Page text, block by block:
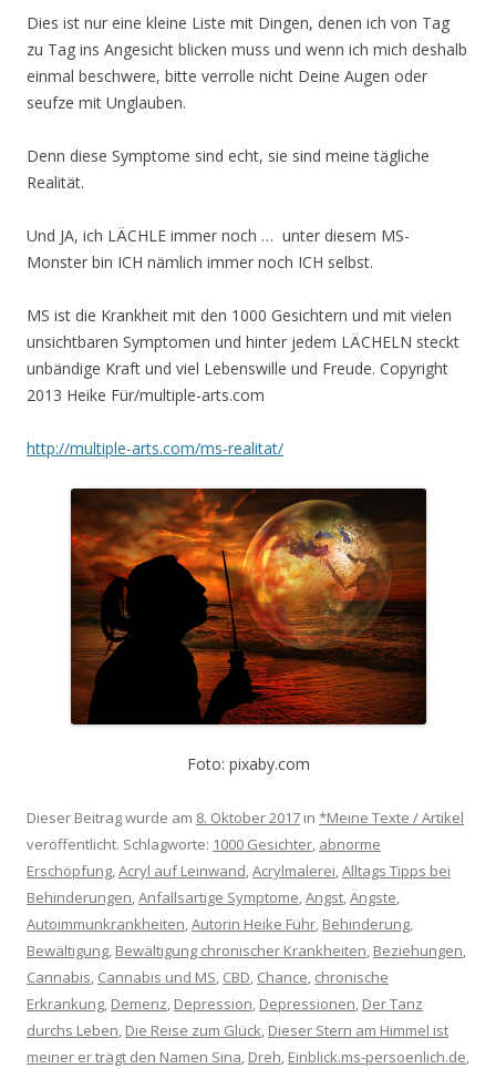
Dies ist nur eine kleine Liste mit Dingen, denen ich von Tag
zu Tag ins Angesicht blicken muss und wenn ich mich deshalb
einmal beschwere, bitte verrolle nicht Deine Augen oder
seufze mit Unglauben.
Denn diese Symptome sind echt, sie sind meine tägliche
Realität.
Und JA, ich LÄCHLE immer noch … unter diesem MS-
Monster bin ICH nämlich immer noch ICH selbst.
MS ist die Krankheit mit den 1000 Gesichtern und mit vielen
unsichtbaren Symptomen und hinter jedem LÄCHELN steckt
unbändige Kraft und viel Lebenswille und Freude. Copyright
2013 Heike Für/multiple-arts.com
http://multiple-arts.com/ms-realitat/
Foto: pixaby.com
Dieser Beitrag wurde am 8. Oktober 2017 in *Meine Texte / Artikel
veröffentlicht. Schlagworte: 1000 Gesichter, abnorme
Erschöpfung,Acryl auf Leinwand,Acrylmalerei,Alltags Tipps bei
Behinderungen,Anfallsartige Symptome,Angst,Ängste,
Autoimmunkrankheiten,Autorin Heike Führ, Behinderung,
Bewältigung, Bewältigung chronischer Krankheiten, Beziehungen,
Cannabis, Cannabis und MS, CBD, Chance, chronische
Erkrankung, Demenz, Depression, Depressionen, Der Tanz
durchs Leben, Die Reise zum Glück, Dieser Stern am Himmel ist
meiner er trägt den Namen Sina, Dreh, Einblick.ms-persoenlich.de,